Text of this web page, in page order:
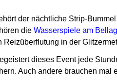
der nächtliche Strip-
dieWasserspiele am
in der
dieses Event jede
Auch andere brauchen mal